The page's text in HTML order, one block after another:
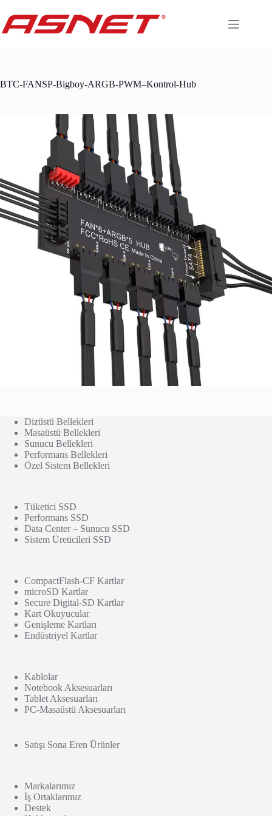
content
BTC-FANSP-Bigboy-ARGB-PWM–Kontrol-Hub
Dizüstü Bellekleri
Masaüstü Bellekleri
Sunucu Bellekleri
Performans Bellekleri
Özel Sistem Bellekleri
Tüketici SSD
Performans SSD
Data Center – Sunucu SSD
Sistem Üreticileri SSD
CompactFlash-CF Kartlar
microSD Kartlar
Secure Digital-SD Kartlar
Kart Okuyucular
Genişleme Kartları
Endüstriyel Kartlar
Kablolar
Notebook Aksesuarları
Tablet Aksesuarları
PC-Masaüstü Aksesuarları
Satışı Sona Eren Ürünler
Markalarımız
İş Ortaklarımız
Destek